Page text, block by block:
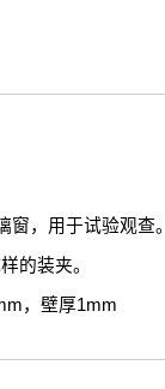
，用于试验观查。
的装夹。
，壁厚1mm